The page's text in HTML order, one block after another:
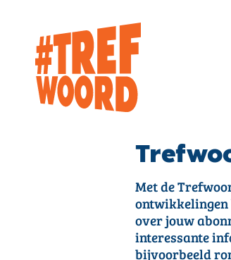
Met de
ontwikkelingen
over jouw
interessante
bijvoorbeeld